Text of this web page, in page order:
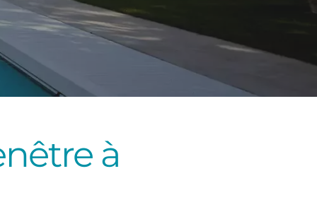
à